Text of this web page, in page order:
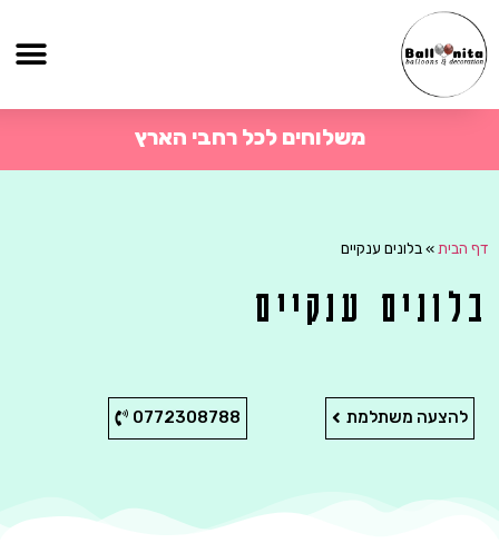
משלוחים לכל רחבי הארץ
דף הבית»בלונים ענקיים
בלונים ענקיים
להצעה משתלמת 0772308788